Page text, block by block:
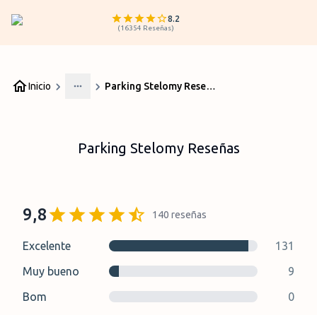
8.2
(16354 Reseñas)
Inicio
More
Parking Stelomy Reseñas
Parking Stelomy Reseñas
9,8 140 reseñas
Excelente
131
Muy bueno
9
Bom
0